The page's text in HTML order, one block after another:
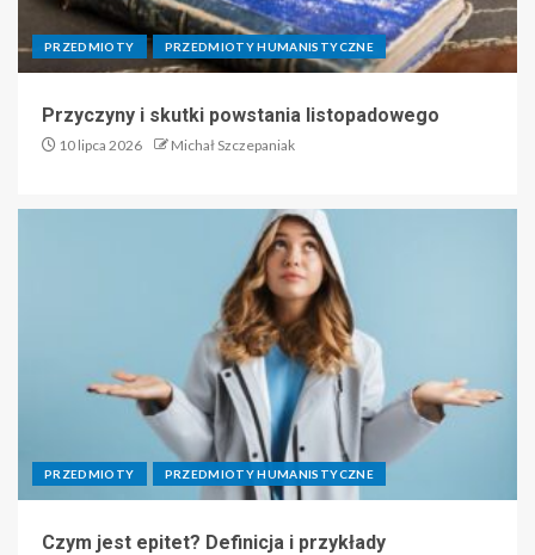
PRZEDMIOTY PRZEDMIOTY HUMANISTYCZNE
Przyczyny i skutki powstania listopadowego
10 lipca 2026 Michał Szczepaniak
PRZEDMIOTY PRZEDMIOTY HUMANISTYCZNE
Czym jest epitet? Definicja i przykłady